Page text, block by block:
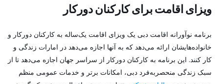
ویزای اقامت برای کارکنان دورکار
برنامه نوآورانه اقامت دبی یک ویزای اقامت یک‌ساله به کارکنان دورکار و
خانواده‌هایشان ارائه می‌دهد که به آنها اجازه می‌دهد در امارات زندگی و
کار کنند. این برنامه به کارکنان دورکار از سراسر جهان اجازه می‌دهد تا از
سبک زندگی منحصربه‌فرد دبی، امکانات برتر و خدمات عمومی منظم